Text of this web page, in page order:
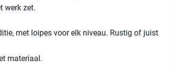
werk zet.
met loipes voor elk niveau. Rustig of juist
materiaal.